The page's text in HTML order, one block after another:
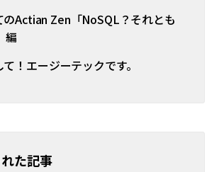
のActian Zen「NoSQL？それとも
編
！エージーテックです。
た記事